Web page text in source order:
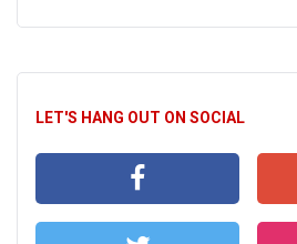
LET'S HANG OUT ON SOCIAL